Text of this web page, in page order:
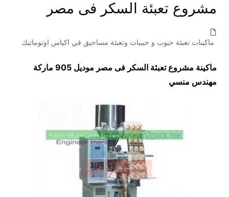
مشروع تعبئة السكر فى مصر
ماكينات تعبئة حبوب و حبيبات وتعبئة مساحيق في اكياس اوتوماتيك
ماكينة مشروع تعبئة السكر فى مصر موديل 905 ماركة
مهندس منسي